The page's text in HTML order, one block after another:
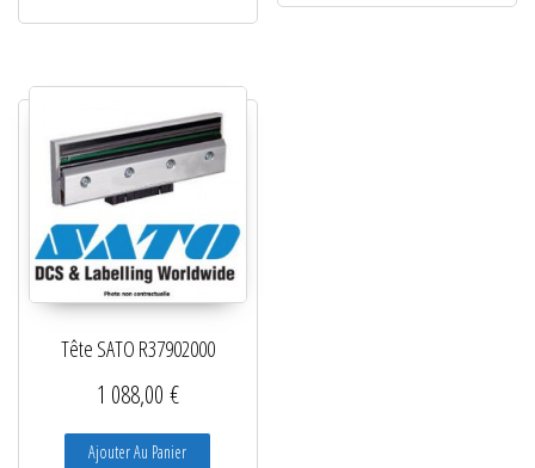
Tête SATO R37902000
1 088,00 €
Ajouter Au Panier